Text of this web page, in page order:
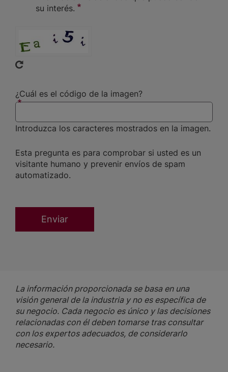
su interés.
CAPTCHA
¿Cuál es el código de la imagen?
Introduzca los caracteres mostrados en la imagen.
Esta pregunta es para comprobar si usted es un
visitante humano y prevenir envíos de spam
automatizado.
La información proporcionada se basa en una
visión general de la industria y no es específica de
su negocio. Cada negocio es único y las decisiones
relacionadas con él deben tomarse tras consultar
con los expertos adecuados, de considerarlo
necesario.